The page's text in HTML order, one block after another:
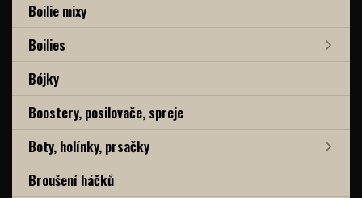
Boilie mixy
Boilies
Bójky
Boostery, posilovače, spreje
Boty, holínky, prsačky
Broušení háčků